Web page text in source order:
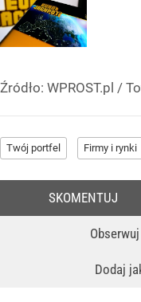
Źródło: WPROST.pl /
Twój portfel Firmy i rynki
Dodaj
SKOMENTUJ